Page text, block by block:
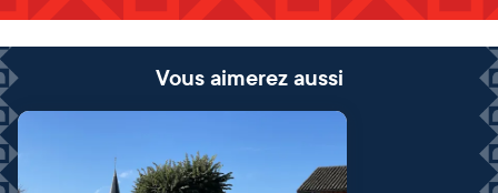
Vous aimerez aussi